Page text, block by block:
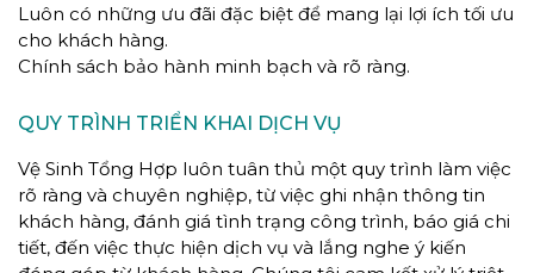
Luôn có những ưu đãi đặc biệt để mang lại lợi ích tối ưu
cho khách hàng.
Chính sách bảo hành minh bạch và rõ ràng.
QUY TRÌNH TRIỂN KHAI DỊCH VỤ
Vệ Sinh Tổng Hợp luôn tuân thủ một quy trình làm việc
rõ ràng và chuyên nghiệp, từ việc ghi nhận thông tin
khách hàng, đánh giá tình trạng công trình, báo giá chi
tiết, đến việc thực hiện dịch vụ và lắng nghe ý kiến